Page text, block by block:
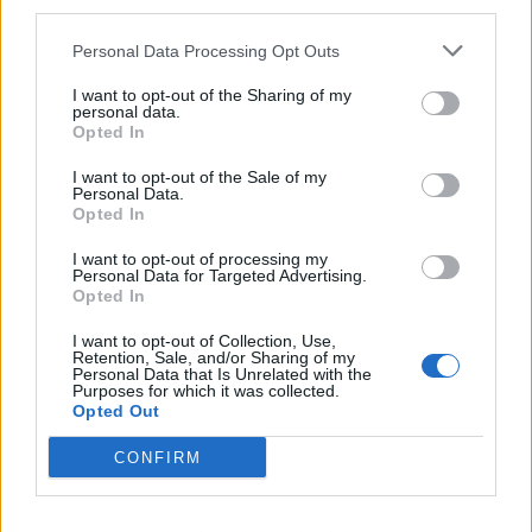
Personal Data Processing Opt Outs
I want to opt-out of the Sharing of my
personal data.
Opted In
I want to opt-out of the Sale of my
Personal Data.
Opted In
I want to opt-out of processing my
Personal Data for Targeted Advertising.
Opted In
I want to opt-out of Collection, Use,
Retention, Sale, and/or Sharing of my
Personal Data that Is Unrelated with the
Purposes for which it was collected.
Opted Out
CONFIRM
Altri articoli che potrebbero piacerti
Dal lusso circolare all’intelligenza artificiale: come